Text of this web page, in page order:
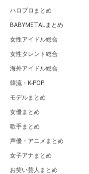
ハロプロまとめ
BABYMETALまとめ
女性アイドル総合
女性タレント総合
海外アイドル総合
韓流・K-POP
モデルまとめ
女優まとめ
歌手まとめ
声優・アニメまとめ
女子アナまとめ
お笑い芸人まとめ